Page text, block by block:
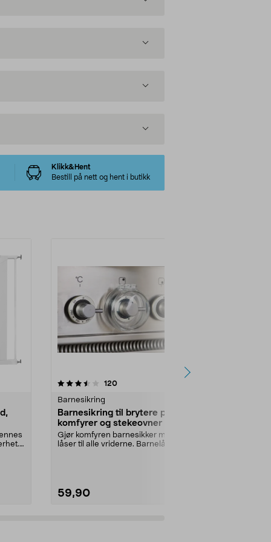
Klikk&Hent
Bestill på nett og hent i butikk
120anmeldelser
Barnesikring
Barnesikring til brytere på
komfyrer og stekeovner
Gjør komfyren barnesikker med
låser til alle vriderne. Barnelås
59,90
3.5 av 5 stjerner